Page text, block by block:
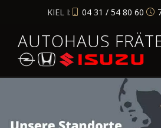
KIEL I: 04 31 / 54 80 60
AUTOHAUS